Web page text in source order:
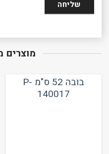
מוצרים
בובה 52 ס"מ P-
140017